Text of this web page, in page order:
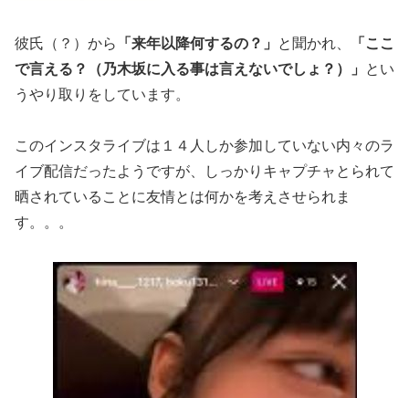
彼氏（？）から 「来年以降何するの？」 と聞かれ、
「ここ
で言える？（乃木坂に入る事は言えないでしょ？）」
とい
うやり取りをしています。
このインスタライブは１４人しか参加していない内々のラ
イブ配信だったようですが、しっかりキャプチャとられて
晒されていることに友情とは何かを考えさせられま
す。。。